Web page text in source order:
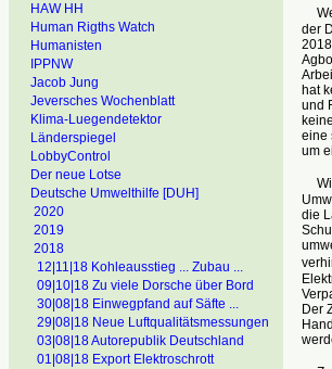
HAW HH
Human Rigths Watch
Humanisten
IPPNW
Jacob Jung
Jeversches Wochenblatt
Klima-Luegendetektor
Länderspiegel
LobbyControl
Der neue Lotse
Deutsche Umwelthilfe [DUH]
2020
2019
2018
12|11|18 Kohleausstieg ... Zubau ...
09|10|18 Zu viele Dorsche über Bord
30|08|18 Einwegpfand auf Säfte ...
29|08|18 Neue Luftqualitätsmessungen
03|08|18 Autorepublik Deutschland
01|08|18 Export Elektroschrott
der
hat
und
eine
um
die
Der